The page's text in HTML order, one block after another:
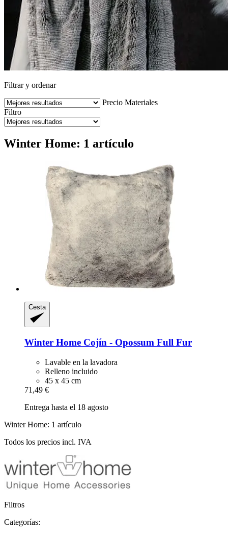
Filtrar y ordenar
Precio Materiales
Filtro
Winter Home: 1 artículo
Cesta
Winter Home Cojín -​ Opossum Full Fur
Lavable en la lavadora
Relleno incluido
45 x 45 cm
71,49 €
Entrega hasta el 18 agosto
Winter Home: 1 artículo
Todos los precios incl. IVA
Filtros
Categorías: